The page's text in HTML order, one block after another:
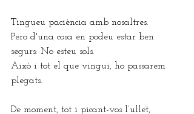
Tingueu paciència amb nosaltres.
Pero d'una cosa en podeu estar ben
segurs: No esteu sols.
Això i tot el que vingui, ho passarem
plegats.
De moment, tot i picant-vos l’ullet,